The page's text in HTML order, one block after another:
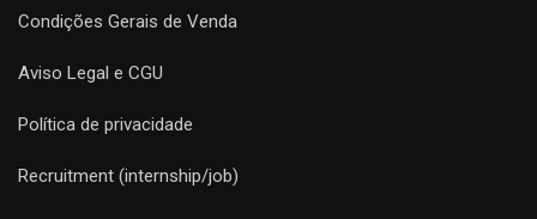
Condições Gerais de Venda
Aviso Legal e CGU
Política de privacidade
Recruitment (internship/job)